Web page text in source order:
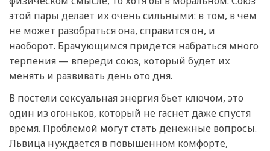
этой пары делает их очень сильными: в том, в чем
не может разобраться она, справится он, и
наоборот. Брачующимся придется набраться много
терпения — впереди союз, который будет их
менять и развивать день ото дня.
В постели сексуальная энергия бьет ключом, это
один из огоньков, который не гаснет даже спустя
время. Проблемой могут стать денежные вопросы.
Львица нуждается в повышенном комфорте,